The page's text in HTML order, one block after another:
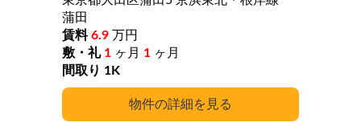
詳細
蒲田
6.9 万円
1 ヶ月 1 ヶ月
1K